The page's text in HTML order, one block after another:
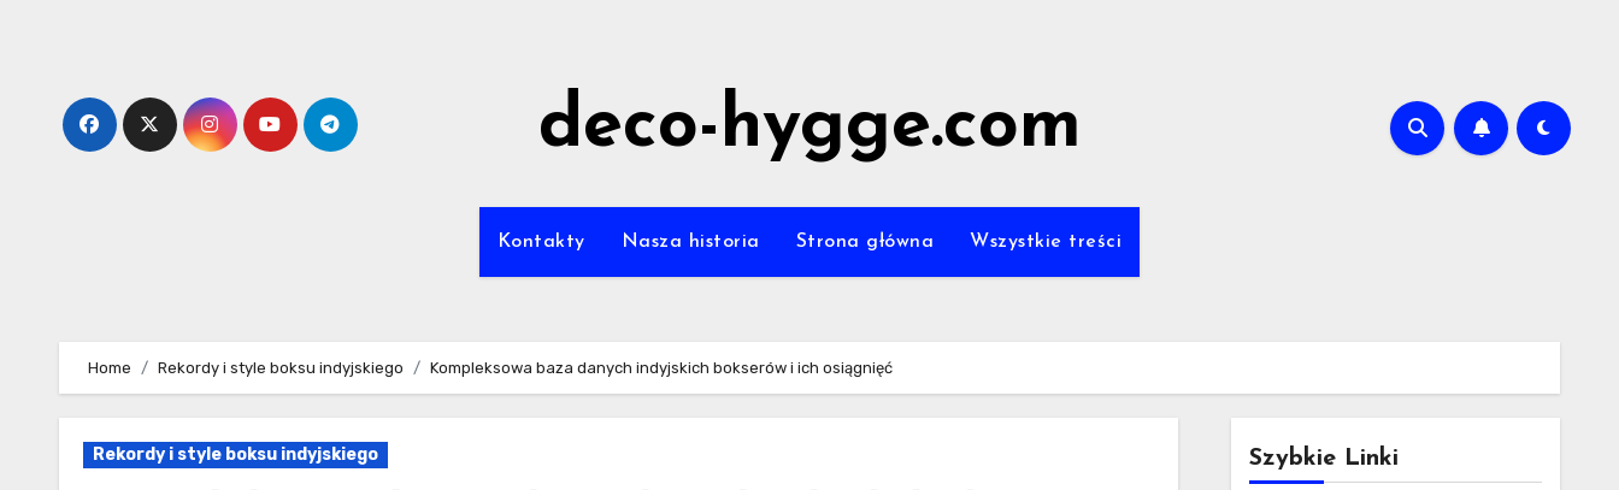
deco-hygge.com
Kontakty Nasza historia Strona główna Wszystkie treści
Home Rekordy i style boksu indyjskiego Kompleksowa baza danych indyjskich bokserów i ich osiągnięć
Rekordy i style boksu indyjskiego Szybkie Linki